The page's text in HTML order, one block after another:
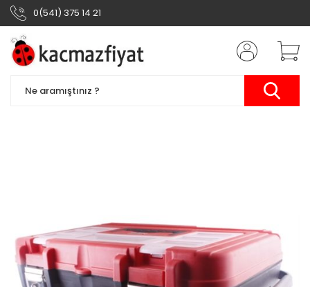
0(541) 375 14 21